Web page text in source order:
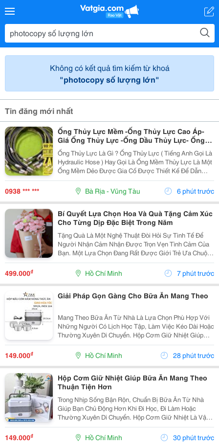
Không có kết quả tìm kiếm từ khoá
"photocopy số lượng lớn"
Tin đăng mới nhất
Ống Thủy Lực Mềm -Ống Thủy Lực Cao Áp-
Giá Ống Thủy Lực -Ống Dầu Thủy Lực- Ống
Dầu Thủy Lực 1 2- Ống Thủy Lực Phi 21- Ống
Thủy Lực 1 4 -Ống Thủy Lực 3 8
Ống Thủy Lực Là Gì ? Ống Thủy Lực ( Tiếng Anh Gọi Là
Hydraulic Hose ) Hay Gọi Là Ống Mềm Thủy Lực Là Một
Ống Mềm Dẻo Được Gia Cố Được Thiết Kế Để Dẫn
Chất Lỏng Thủy Lực Áp Suất Cao Trong Hệ Thống Thủy
Lực. Ống Thủy Lực Này Rất Quan Trọng Trong...
0938 *** *** Bà Rịa - Vũng Tàu 6 phút trước
Bí Quyết Lựa Chọn Hoa Và Quà Tặng Cảm Xúc
Cho Từng Dịp Đặc Biệt Trong Năm
Tặng Quà Là Một Nghệ Thuật Đòi Hỏi Sự Tinh Tế Để
Người Nhận Cảm Nhận Được Trọn Vẹn Tình Cảm Của
Bạn. Một Lựa Chọn Đang Rất Được Giới Trẻ Ưa Chuộng
Hiện Nay Là Dòng Sản Phẩm Kết Hợp Giữa Hoa Lụa
Bền Đẹp Và Các Phụ Kiện Công Nghệ Như Mã Qr Lời
Nhắn....
499.000₫ Hồ Chí Minh 7 phút trước
Giải Pháp Gọn Gàng Cho Bữa Ăn Mang Theo
Mang Theo Bữa Ăn Từ Nhà Là Lựa Chọn Phù Hợp Với
Những Người Có Lịch Học Tập, Làm Việc Kéo Dài Hoặc
Thường Xuyên Di Chuyển. Hộp Cơm Giữ Nhiệt Giúp
Sắp Xếp Các Món Ăn Ngăn Nắp, Thuận Tiện Mang
Theo Và Sử Dụng Trong Ngày. Chọn Hộp Có Ngăn Phù
149.000₫ Hồ Chí Minh 28 phút trước
Hộp Cơm Giữ Nhiệt Giúp Bữa Ăn Mang Theo
Thuận Tiện Hơn
Trong Nhịp Sống Bận Rộn, Chuẩn Bị Bữa Ăn Từ Nhà
Giúp Bạn Chủ Động Hơn Khi Đi Học, Đi Làm Hoặc
Thường Xuyên Di Chuyển. Hộp Cơm Giữ Nhiệt Là Vật
Dụng Hữu Ích Để Sắp Xếp Cơm Và Thức Ăn Gọn Gàng,
Thuận Tiện Mang Theo Trong Ngày. Lựa Chọn Hộp Theo
149.000₫ Hồ Chí Minh 30 phút trước